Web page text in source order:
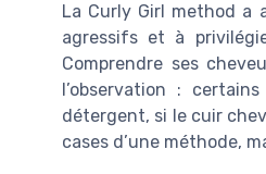
La Curly Girl method a
agressifs et à
Comprendre ses
l’observation :
détergent, si le cuir
cases d’une méthode,